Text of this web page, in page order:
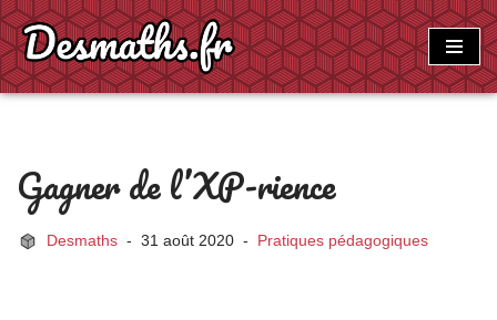
Aller
au
Gagner de l’XP-rience
Desmaths 31 août 2020 Pratiques pédagogiques